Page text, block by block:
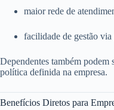
maior rede de
facilidade de gestão
Dependentes também podem
política definida na empresa.
Benefícios Diretos para